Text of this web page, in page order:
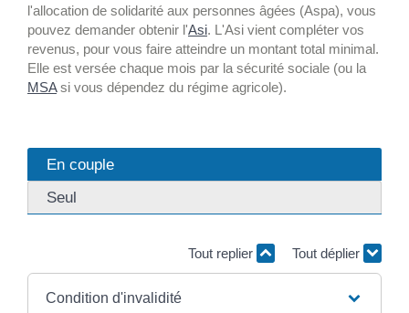
l'allocation de solidarité aux personnes âgées (Aspa), vous
pouvez demander obtenir l'Asi. L'Asi vient compléter vos
revenus, pour vous faire atteindre un montant total minimal.
Elle est versée chaque mois par la sécurité sociale (ou la
MSAsi vous dépendez du régime agricole).
En couple
Seul
Tout replier Tout déplier
Condition d'invalidité